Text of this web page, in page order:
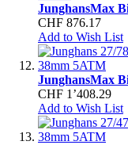
JunghansMax
CHF 876.17
Add to Wish List
JunghansMax
CHF 1’408.29
Add to Wish List